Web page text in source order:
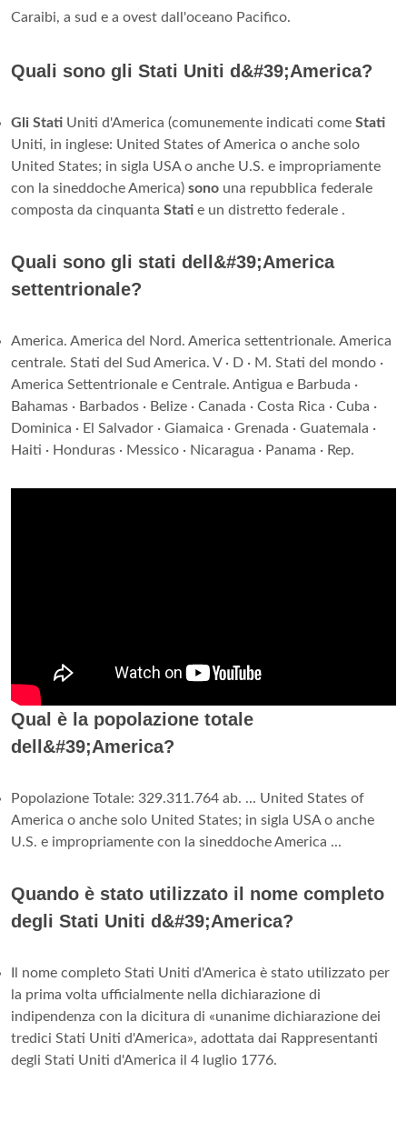
Caraibi, a sud e a ovest dall'oceano Pacifico.
Quali sono gli Stati Uniti d&#39;America?
Gli Stati Uniti d'America (comunemente indicati come Stati
Uniti, in inglese: United States of America o anche solo
United States; in sigla USA o anche U.S. e impropriamente
con la sineddoche America) sono una repubblica federale
composta da cinquanta Stati e un distretto federale .
Quali sono gli stati dell&#39;America
settentrionale?
America. America del Nord. America settentrionale. America
centrale. Stati del Sud America. V · D · M. Stati del mondo ·
America Settentrionale e Centrale. Antigua e Barbuda ·
Bahamas · Barbados · Belize · Canada · Costa Rica · Cuba ·
Dominica · El Salvador · Giamaica · Grenada · Guatemala ·
Haiti · Honduras · Messico · Nicaragua · Panama · Rep.
Qual è la popolazione totale
dell&#39;America?
Popolazione Totale: 329.311.764 ab. ... United States of
America o anche solo United States; in sigla USA o anche
U.S. e impropriamente con la sineddoche America ...
Quando è stato utilizzato il nome completo
degli Stati Uniti d&#39;America?
Il nome completo Stati Uniti d'America è stato utilizzato per
la prima volta ufficialmente nella dichiarazione di
indipendenza con la dicitura di «unanime dichiarazione dei
tredici Stati Uniti d'America», adottata dai Rappresentanti
degli Stati Uniti d'America il 4 luglio 1776.